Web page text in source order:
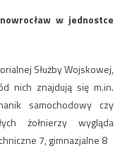
Inowrocław w jednostce
Służby Wojskowej,
nich znajdują się m.in.
samochodowy czy
żołnierzy wygląda
7, gimnazjalne 8